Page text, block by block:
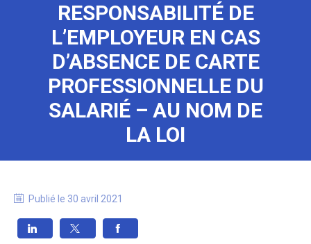
RESPONSABILITÉ DE
L’EMPLOYEUR EN CAS
D’ABSENCE DE CARTE
PROFESSIONNELLE DU
SALARIÉ – AU NOM DE
LA LOI
Publié le 30 avril 2021